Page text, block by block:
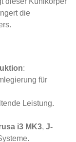
die
:
für
Leistung.
i3 MK3, J-